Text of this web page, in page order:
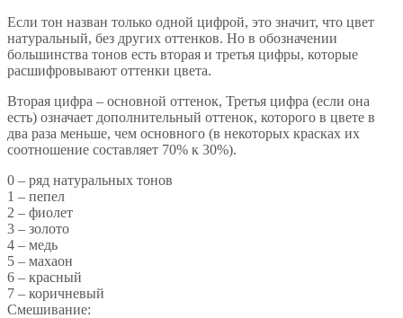
Если тон назван только одной цифрой, это значит, что цвет
натуральный, без других оттенков. Но в обозначении
большинства тонов есть вторая и третья цифры, которые
расшифровывают оттенки цвета.
Вторая цифра – основной оттенок, Третья цифра (если она
есть) означает дополнительный оттенок, которого в цвете в
два раза меньше, чем основного (в некоторых красках их
соотношение составляет 70% к 30%).
0 – ряд натуральных тонов
1 – пепел
2 – фиолет
3 – золото
4 – медь
5 – махаон
6 – красный
7 – коричневый
Смешивание: